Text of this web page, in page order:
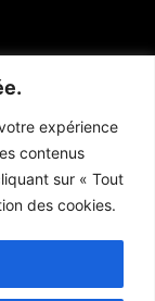
expérience
contenus
sur « Tout
des cookies.